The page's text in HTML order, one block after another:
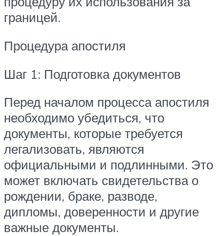
границей.
Процедура апостиля
Шаг 1: Подготовка документов
Перед началом процесса апостиля
необходимо убедиться, что
документы, которые требуется
легализовать, являются
официальными и подлинными. Это
может включать свидетельства о
рождении, браке, разводе,
дипломы, доверенности и другие
важные документы.